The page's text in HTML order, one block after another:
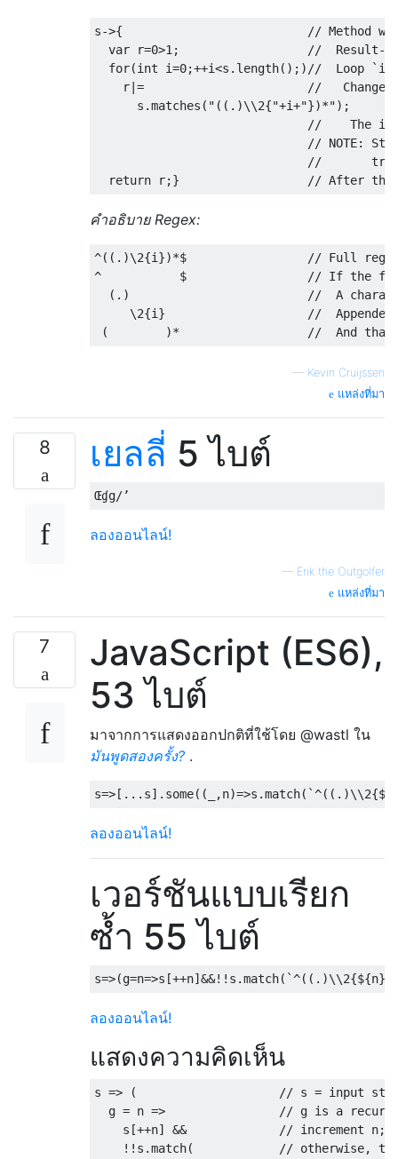
s->{
// Method
  var r
=0>1 ;
//  Result-
for(int i=0;++i<s . length();) //  Loop `i`
    r
|=
//
      s
.matches ( "((.)\\2{"+i+"})*");
//    The
// NOTE:
//
return r;} // After the
คำอธิบาย Regex:
^((.)\2{i })*$
// Full
^
           $
// If the full
(.)
//  A
     \2
{i }
//
(
)* //  And that
— Kevin Cruijssen
แหล่งที่มา
8 เยลลี่ 5 ไบต์
ลองออนไลน์!
— Erik the Outgolfer
แหล่งที่มา
7
JavaScript (ES6),
53 ไบต์
มาจากการแสดงออกปกติที่ใช้โดย @wastl ใน
มันพูดสองครั้ง? .
s=>[... s]. some(( ,n)=>s .match(`^((.)\\2{$
ลองออนไลน์!
เวอร์ชันแบบเรียก
ซ้ำ 55 ไบต์
s=>(g=n=>s [++n]&&!! s .match(`^((.)\\2{${n
ลองออนไลน์!
แสดงความคิดเห็น
s => (
// s = input
  g
= n =>
// g is a
    s
[++n] &&
// increment n;
!! s .match(
// otherwise,